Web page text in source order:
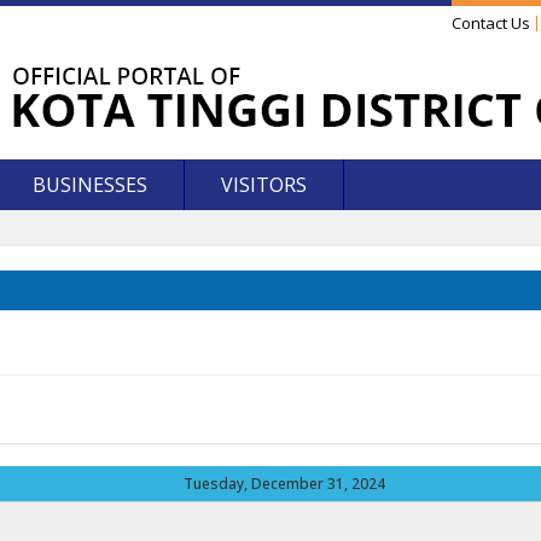
Contact Us
BUSINESSES VISITORS
Tuesday, December 31, 2024